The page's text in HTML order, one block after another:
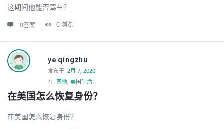
这期间他能否驾车？
0答案 0浏览
ye qingzhu
发布于: 2月 7, 2020
在: 其他, 美国生活
在美国怎么恢复身份？
在美国怎么恢复身份？